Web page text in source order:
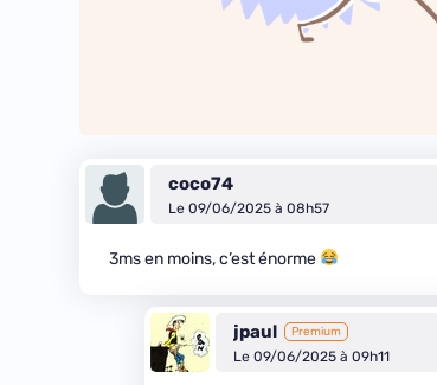
coco74
Le 09/06/2025 à 08h57
3ms en moins, c’est énorme
jpaul Premium
Le 09/06/2025 à 09h11